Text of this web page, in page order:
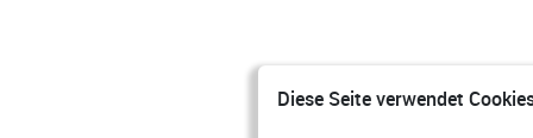
Diese Seite verwendet